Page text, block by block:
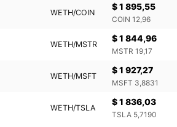
WETH/COIN
$ 1 895,55
COIN 12,96
WETH/MSTR
$ 1 844,96
MSTR 19,17
WETH/MSFT
$ 1 927,27
MSFT 3,8831
WETH/TSLA
$ 1 836,03
TSLA 5,7190